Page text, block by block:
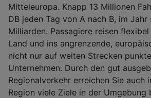
Mitteleuropa. Knapp 13 Millionen
DB jeden Tag von A nach B, im Jahr
Milliarden. Passagiere reisen
Land und ins angrenzende,
nicht nur auf weiten Strecken
Unternehmen. Durch den gut
Regionalverkehr erreichen Sie auch
Region viele Ziele in der Umgebung